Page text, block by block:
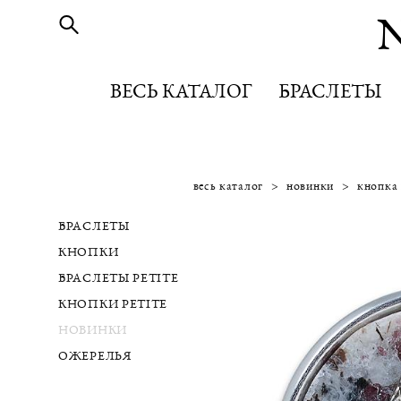
ВЕСЬ КАТАЛОГ БРАСЛЕТЫ
ВЕСЬ КАТАЛОГ БРАСЛЕТЫ
БРАСЛЕТЫ
КНОПКИ
БРАСЛЕТЫ PETITE
КНОПКИ PETITE
НОВИНКИ
ОЖЕРЕЛЬЯ
весь каталог > новинки > кнопка